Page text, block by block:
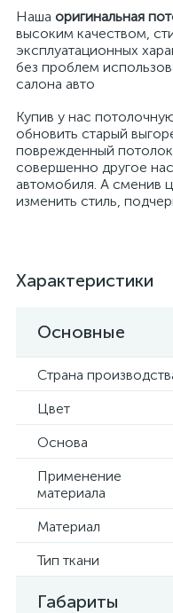
Наша оригинальная
высоким качеством,
эксплуатационных
без проблем
салона авто
Купив у нас
обновить старый
поврежденный
совершенно другое
автомобиля. А сменив
изменить стиль,
Характеристики
Основные
Страна
Цвет
Основа
Применение
материала
Материал
Тип ткани
Габариты